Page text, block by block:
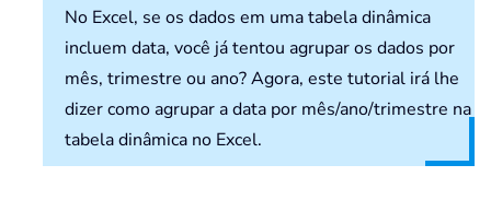
No Excel, se os dados em uma tabela dinâmica
incluem data, você já tentou agrupar os dados por
mês, trimestre ou ano? Agora, este tutorial irá lhe
dizer como agrupar a data por mês/ano/trimestre na
tabela dinâmica no Excel.